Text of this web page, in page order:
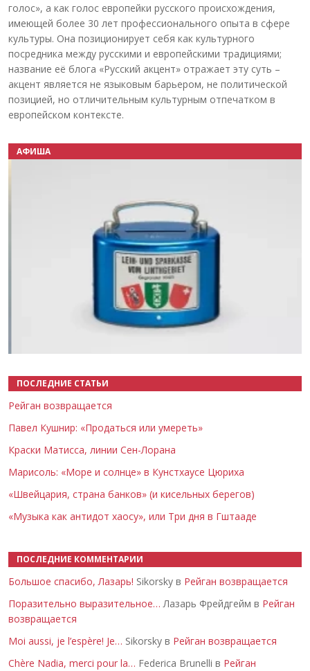
голос», а как голос европейки русского происхождения,
имеющей более 30 лет профессионального опыта в сфере
культуры. Она позиционирует себя как культурного
посредника между русскими и европейскими традициями;
название её блога «Русский акцент» отражает эту суть –
акцент является не языковым барьером, не политической
позицией, но отличительным культурным отпечатком в
европейском контексте.
АФИША
ПОСЛЕДНИЕ СТАТЬИ
Рейган возвращается
Павел Кушнир: «Продаться или умереть»
Краски Матисса, линии Сен-Лорана
Марисоль: «Море и солнце» в Кунстхаусе Цюриха
«Швейцария, страна банков» (и кисельных берегов)
«Музыка как антидот хаосу», или Три дня в Гштааде
ПОСЛЕДНИЕ КОММЕНТАРИИ
Большое спасибо, Лазарь! Sikorsky в Рейган возвращается
Поразительно выразительное… Лазарь Фрейдгейм в Рейган
возвращается
Moi aussi, je l’espère! Je… Sikorsky в Рейган возвращается
Chère Nadia, merci pour la… Federica Brunelli в Рейган